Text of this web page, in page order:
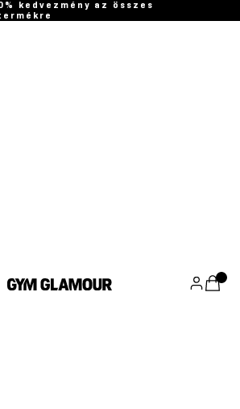
kedvezmény az összes